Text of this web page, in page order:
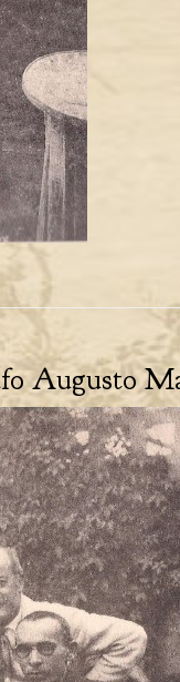
Augusto